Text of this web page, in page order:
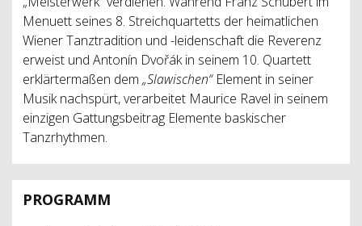
Menuett seines 8. Streichquartetts der heimatlichen
Wiener Tanztradition und -leidenschaft die Reverenz
erweist und Antonín Dvořák in seinem 10. Quartett
erklärtermaßen dem „Slawischen“ Element in seiner
Musik nachspürt, verarbeitet Maurice Ravel in seinem
einzigen Gattungsbeitrag Elemente baskischer
Tanzrhythmen.
PROGRAMM